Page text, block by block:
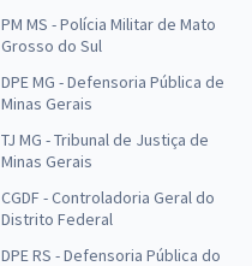
PM MS - Polícia Militar de Mato
Grosso do Sul
DPE MG - Defensoria Pública de
Minas Gerais
TJ MG - Tribunal de Justiça de
Minas Gerais
CGDF - Controladoria Geral do
Distrito Federal
DPE RS - Defensoria Pública do